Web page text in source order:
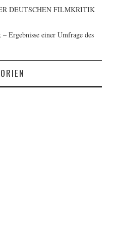
DEUTSCHEN FILMKRITIK
Ergebnisse einer Umfrage des